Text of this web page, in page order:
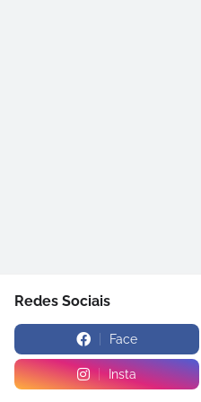
Redes Sociais
Face
Insta